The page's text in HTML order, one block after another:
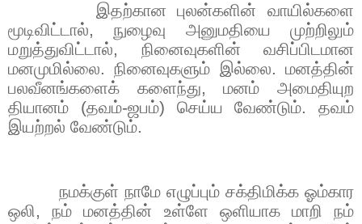
இதற்கான புலன்களின் வாயில்களை
மூடிவிட்டால், நுழைவு அனுமதியை முற்றிலும்
மறுத்துவிட்டால், நினைவுகளின் வசிப்பிடமான
மனமுமில்லை. நினைவுகளும் இல்லை. மனத்தின்
பலவீனங்களைக் களைந்து,மனம் அமைதியுற
தியானம்
(தவம்-ஜபம்) செய்ய வேண்டும். தவம்
இயற்றல் வேண்டும்.
நமக்குள் நாமே எழுப்பும் சக்திமிக்க ஓம்கார
ஒலி, நம் மனத்தின் உள்ளே ஒளியாக மாறி நம்